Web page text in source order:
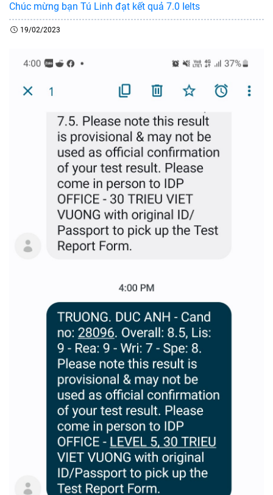
Chúc mừng bạn Tú Linh đạt kết quả 7.0 Ielts
19/02/2023